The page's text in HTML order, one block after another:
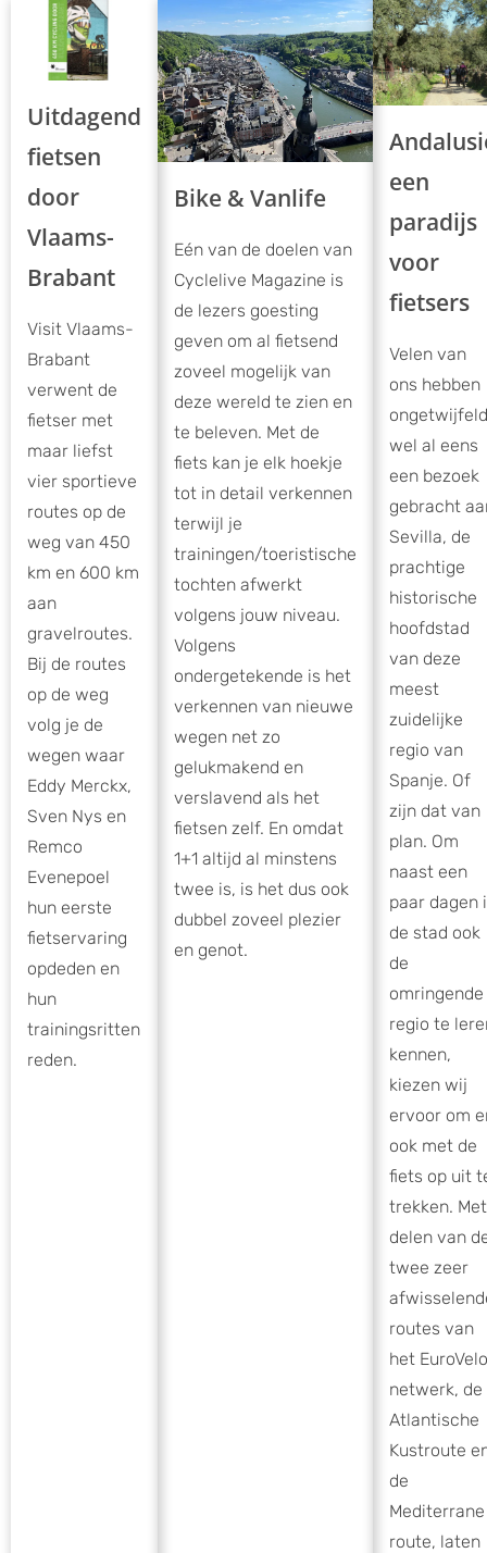
Uitdagend
fietsen
door
Vlaams-
Brabant
Visit Vlaams-
Brabant
verwent de
fietser met
maar liefst
vier sportieve
routes op de
weg van 450
km en 600 km
aan
gravelroutes.
Bij de routes
op de weg
volg je de
wegen waar
Eddy Merckx,
Sven Nys en
Remco
Evenepoel
hun eerste
fietservaring
opdeden en
hun
trainingsritten
reden.
Bike & Vanlife
Eén van de doelen van
Cyclelive Magazine is
de lezers goesting
geven om al fietsend
zoveel mogelijk van
deze wereld te zien en
te beleven. Met de
fiets kan je elk hoekje
tot in detail verkennen
terwijl je
trainingen/toeristische
tochten afwerkt
volgens jouw niveau.
Volgens
ondergetekende is het
verkennen van nieuwe
wegen net zo
gelukmakend en
verslavend als het
fietsen zelf. En omdat
1+1 altijd al minstens
twee is, is het dus ook
dubbel zoveel plezier
en genot.
een
paradijs
voor
fietsers
Velen van
ons hebben
ongetwijfeld
wel al eens
een bezoek
gebracht
Sevilla, de
prachtige
historische
hoofdstad
van deze
meest
zuidelijke
regio van
Spanje. Of
zijn dat van
plan. Om
naast een
paar dagen
de stad ook
de
omringende
regio te
kennen,
kiezen wij
ervoor om
ook met de
fiets op uit
trekken. Met
delen van
twee zeer
routes van
het EuroVelo
netwerk, de
Atlantische
Kustroute
de
Mediterrane
route, laten